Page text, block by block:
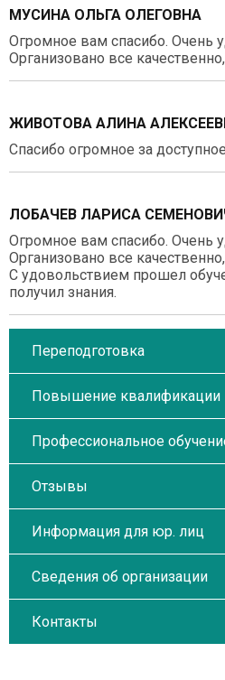
МУСИНА ОЛЬГА ОЛЕГОВНА
Огромное вам спасибо. Очень
Организовано все
ЖИВОТОВА АЛИНА
Спасибо огромное за
ЛОБАЧЕВ ЛАРИСА
Огромное вам спасибо. Очень
Организовано все
С удовольствием прошел
получил знания.
Переподготовка
Повышение квалификации
Профессиональное
Отзывы
Информация для юр. лиц
Сведения об организации
Контакты